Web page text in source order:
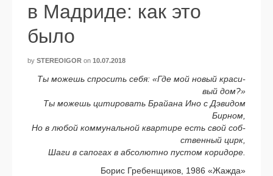
в Мадриде: как это
было
by STEREOIGOR on 10.07.2018
Ты можешь спро­сить себя: «Где мой новый кра­си­
вый дом?»
Ты можешь цити­ро­вать Брайана Ино с Дэвидом
Бирном,
Но в любой ком­му­наль­ной квар­ти­ре есть свой соб­
ствен­ный цирк,
Шаги в сапо­гах в абсо­лют­но пустом кори­до­ре.
Борис Гребенщиков, 1986 «Жажда»